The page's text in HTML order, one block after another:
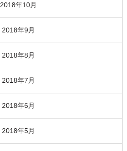
2018年10月
2018年9月
2018年8月
2018年7月
2018年6月
2018年5月